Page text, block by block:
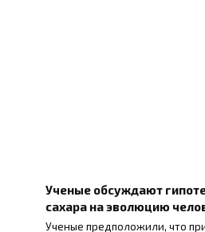
Ученые обсуждают
сахара на эволюцию
Ученые предположили, что